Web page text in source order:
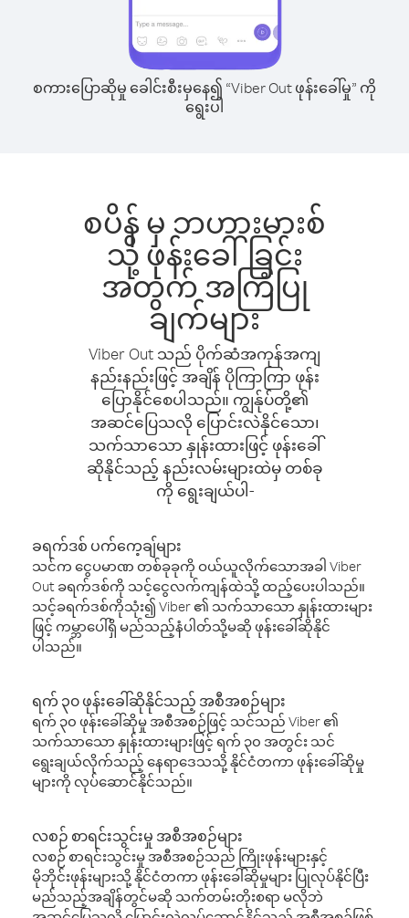
စကားပြောဆိုမှု ခေါင်းစီးမှနေ၍ “Viber Out ဖုန်းခေါ်မှု” ကို
ရွေးပါ
စပိန် မှ ဘဟားမားစ်
သို့ ဖုန်းခေါ်ခြင်း
အတွက် အကြံပြု
ချက်များ
Viber Out သည် ပိုက်ဆံအကုန်အကျ
နည်းနည်းဖြင့် အချိန် ပိုကြာကြာ ဖုန်း
ပြောနိုင်စေပါသည်။ ကျွန်ုပ်တို့၏
အဆင်ပြေသလို ပြောင်းလဲနိုင်သော၊
သက်သာသော နှုန်းထားဖြင့် ဖုန်းခေါ်
ဆိုနိုင်သည့် နည်းလမ်းများထဲမှ တစ်ခု
ကို ရွေးချယ်ပါ-
ခရက်ဒစ် ပက်ကေ့ချ်များ
သင်က ငွေပမာဏ တစ်ခုခုကို ဝယ်ယူလိုက်သောအခါ Viber
Out ခရက်ဒစ်ကို သင့်ငွေလက်ကျန်ထဲသို့ ထည့်ပေးပါသည်။
သင့်ခရက်ဒစ်ကိုသုံး၍ Viber ၏ သက်သာသော နှုန်းထားများ
ဖြင့် ကမ္ဘာပေါ်ရှိ မည်သည့်နံပါတ်သို့မဆို ဖုန်းခေါ်ဆိုနိုင်
ပါသည်။
ရက် ၃၀ ဖုန်းခေါ်ဆိုနိုင်သည့် အစီအစဉ်များ
ရက် ၃၀ ဖုန်းခေါ်ဆိုမှု အစီအစဉ်ဖြင့် သင်သည် Viber ၏
သက်သာသော နှုန်းထားများဖြင့် ရက် ၃၀ အတွင်း သင်
ရွေးချယ်လိုက်သည့် နေရာဒေသသို့ နိုင်ငံတကာ ဖုန်းခေါ်ဆိုမှု
များကို လုပ်ဆောင်နိုင်သည်။
လစဉ် စာရင်းသွင်းမှု အစီအစဉ်များ
လစဉ် စာရင်းသွင်းမှု အစီအစဉ်သည် ကြိုးဖုန်းများနှင့်
မိုဘိုင်းဖုန်းများသို့ နိုင်ငံတကာ ဖုန်းခေါ်ဆိုမှုများ ပြုလုပ်နိုင်ပြီး
မည်သည့်အချိန်တွင်မဆို သက်တမ်းတိုးစရာ မလိုဘဲ